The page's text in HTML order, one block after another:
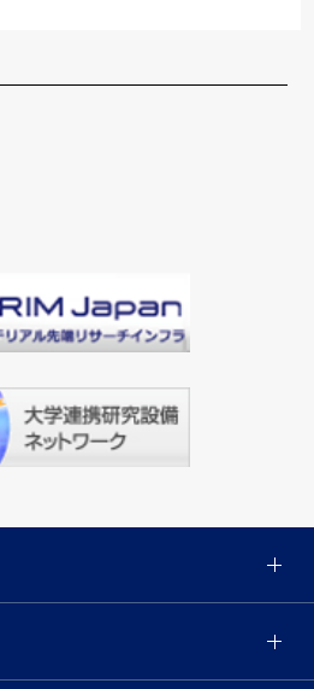
ー）
Chiral Tag Method」
Prof. Brooks H.
Virginia)
第13回量子化学スクール